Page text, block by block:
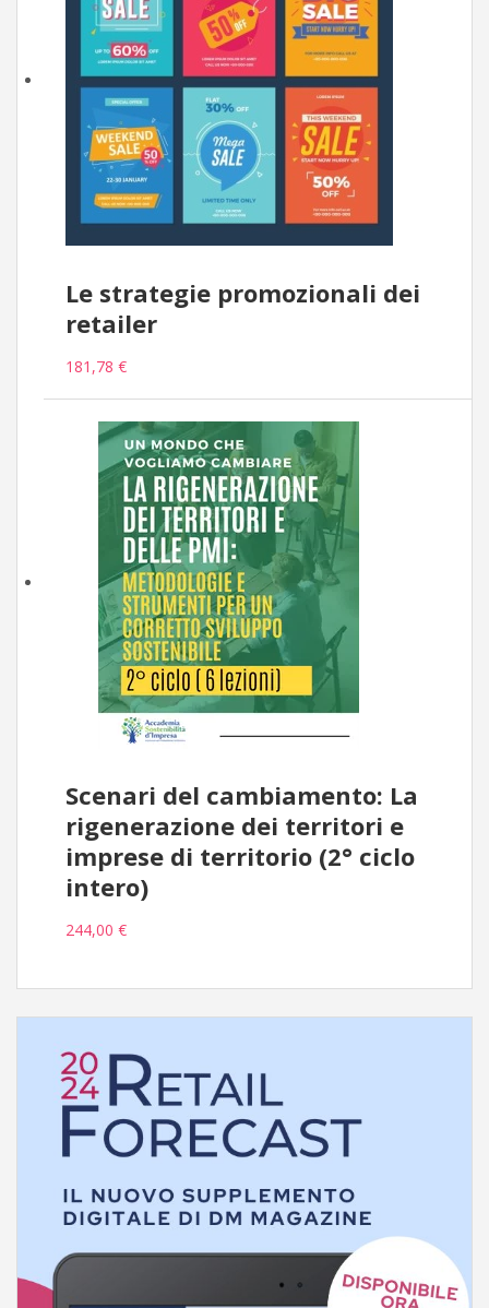
Le strategie promozionali dei
retailer
181,78 €
Scenari del cambiamento: La
rigenerazione dei territori e
imprese di territorio (2° ciclo
intero)
244,00 €